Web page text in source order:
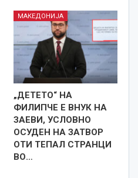
МАКЕДОНИЈА
„ДЕТЕТО“ НА
ФИЛИПЧЕ Е ВНУК НА
ЗАЕВИ, УСЛОВНО
ОСУДЕН НА ЗАТВОР
ОТИ ТЕПАЛ СТРАНЦИ
ВО…